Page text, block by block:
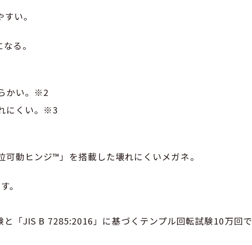
い。
る。
かい。※2
にくい。※3
可動ヒンジ™」を搭載した壊れにくいメガネ。
。
「JIS B 7285:2016」に基づくテンプル回転試験10万回で